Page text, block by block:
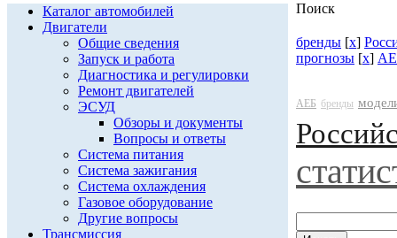
Каталог автомобилей
Двигатели
Общие сведения
Запуск и работа
Диагностика и регулировки
Ремонт двигателей
ЭСУД
Обзоры и документы
Вопросы и ответы
Система питания
Система зажигания
Система охлаждения
Газовое оборудование
Другие вопросы
Трансмиссия
Поиск
бренды [x]
прогнозы [x]
АЕБ бренды